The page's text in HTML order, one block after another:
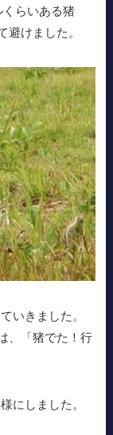
らいある猪
避けました。
いきました。
、「猪でた！行
にしました。